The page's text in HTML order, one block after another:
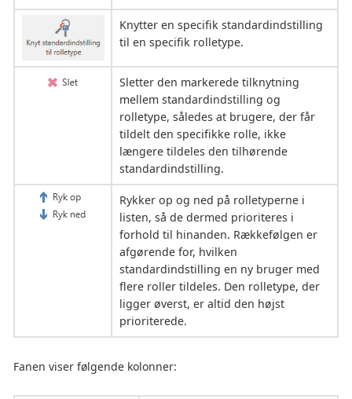
Knytter en specifik standardindstilling
til en specifik rolletype.
Sletter den markerede tilknytning
mellem standardindstilling og
rolletype, således at brugere, der får
tildelt den specifikke rolle, ikke
længere tildeles den tilhørende
standardindstilling.
Rykker op og ned på rolletyperne i
listen, så de dermed prioriteres i
forhold til hinanden. Rækkefølgen er
afgørende for, hvilken
standardindstilling en ny bruger med
flere roller tildeles. Den rolletype, der
ligger øverst, er altid den højst
prioriterede.
Fanen viser følgende kolonner: